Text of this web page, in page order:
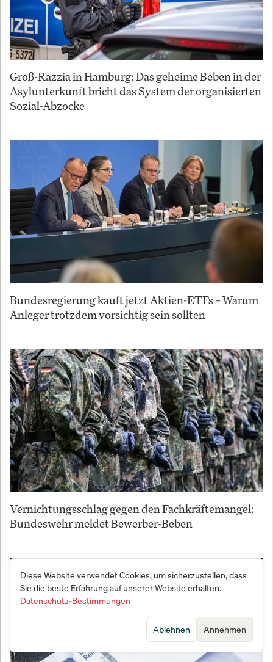
Groß-Razzia in Hamburg: Das geheime Beben in der
Asylunterkunft bricht das System der organisierten
Sozial-Abzocke
Bundesregierung kauft jetzt Aktien-ETFs – Warum
Anleger trotzdem vorsichtig sein sollten
Vernichtungsschlag gegen den Fachkräftemangel:
Bundeswehr meldet Bewerber-Beben
Diese Website verwendet Cookies, um sicherzustellen, dass
Sie die beste Erfahrung auf unserer Website erhalten.
Datenschutz-Bestimmungen
Annehmen
Ablehnen